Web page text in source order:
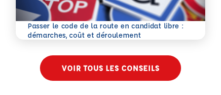
Passer le code de la route en candidat libre :
démarches, coût et déroulement
En savoir plus
VOIR TOUS LES CONSEILS